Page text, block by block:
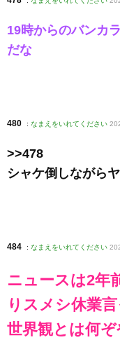
19時からのバンカ
だな
480 : なまえをいれてください
>>478
シャケ倒しながら
484 : なまえをいれてください
ニュースは2年
りスメシ休業
世界観とは何ぞ